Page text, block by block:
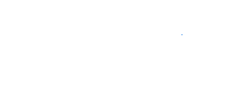
צאו לדרך עוד היום